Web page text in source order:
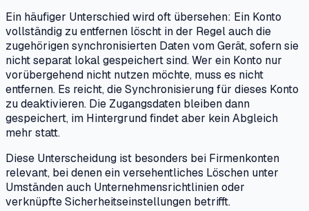
Ein häufiger Unterschied wird oft übersehen: Ein Konto
vollständig zu entfernen löscht in der Regel auch die
zugehörigen synchronisierten Daten vom Gerät, sofern sie
nicht separat lokal gespeichert sind. Wer ein Konto nur
vorübergehend nicht nutzen möchte, muss es nicht
entfernen. Es reicht, die Synchronisierung für dieses Konto
zu deaktivieren. Die Zugangsdaten bleiben dann
gespeichert, im Hintergrund findet aber kein Abgleich
mehr statt.
Diese Unterscheidung ist besonders bei Firmenkonten
relevant, bei denen ein versehentliches Löschen unter
Umständen auch Unternehmensrichtlinien oder
verknüpfte Sicherheitseinstellungen betrifft.